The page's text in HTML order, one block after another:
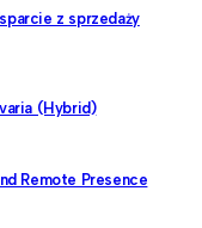
z sprzedaży
(Hybrid)
Remote Presence